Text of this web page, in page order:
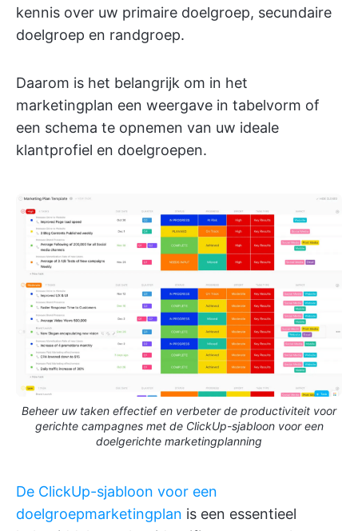
kennis over uw primaire doelgroep, secundaire
doelgroep en randgroep.
Daarom is het belangrijk om in het
marketingplan een weergave in tabelvorm of
een schema te opnemen van uw ideale
klantprofiel en doelgroepen.
Beheer uw taken effectief en verbeter de productiviteit voor
gerichte campagnes met de ClickUp-sjabloon voor een
doelgerichte marketingplanning
De ClickUp-sjabloon voor een
doelgroepmarketingplan is een essentieel